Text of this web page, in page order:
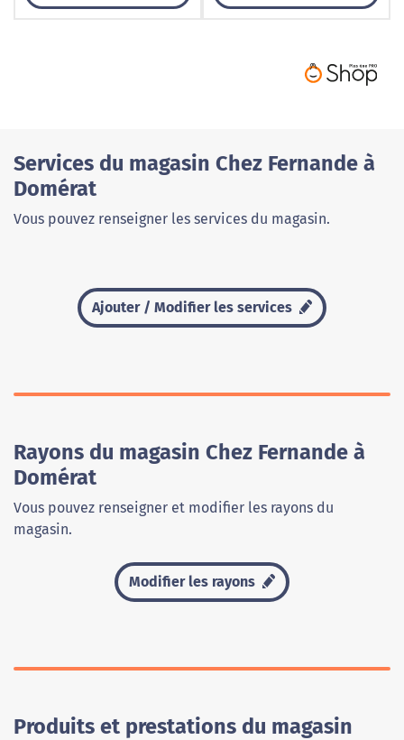
Services du magasin Chez Fernande à
Domérat
Vous pouvez renseigner les services du magasin.
Ajouter / Modifier les services
Rayons du magasin Chez Fernande à
Domérat
Vous pouvez renseigner et modifier les rayons du
magasin.
Modifier les rayons
Produits et prestations du magasin